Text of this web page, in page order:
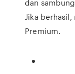
dan
Jika
Premium.